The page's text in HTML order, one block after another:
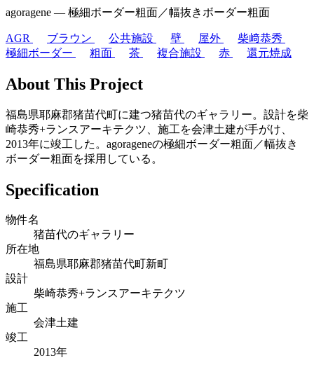
agoragene ― 極細ボーダー粗面／幅抜きボーダー粗面
AGR ブラウン 公共施設 壁 屋外
柴﨑恭秀
極細ボーダー
粗面 茶 複合施設 赤 還元焼成
About This Project
福島県耶麻郡猪苗代町に建つ猪苗代のギャラリー。設計を柴
崎恭秀+ランスアーキテクツ、施工を会津土建が手がけ、
2013年に竣工した。agorageneの極細ボーダー粗面／幅抜き
ボーダー粗面を採用している。
Specification
物件名
猪苗代のギャラリー
所在地
福島県耶麻郡猪苗代町新町
設計
柴崎恭秀+ランスアーキテクツ
施工
会津土建
竣工
2013年